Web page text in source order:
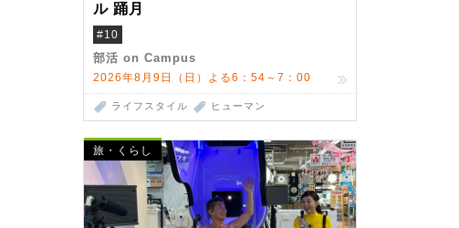
ル 踊月
#10
部活 on Campus
2026年8月9日（日）よる6：54～7：00
ライフスタイル ヒューマン
旅・くらし